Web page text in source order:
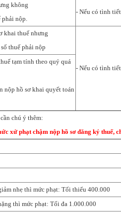
không
nộp.
- Nếu có tình
khai thuế nhưng
thuế phải nộp
- Nếu có tình
tạm tính theo quý quá
nộp hồ sơ khai quyết toán
chú ý thêm:
xử phạt chậm nộp hồ sơ đăng ký thuế,
nhẹ thì mức phạt: Tối thiểu 400.000
thì mức phạt: Tối đa 1.000.000